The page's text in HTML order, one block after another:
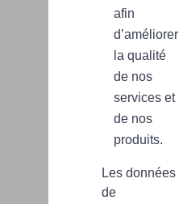
afin
d’améliorer
la qualité
de nos
services et
de nos
produits.
Les données
de